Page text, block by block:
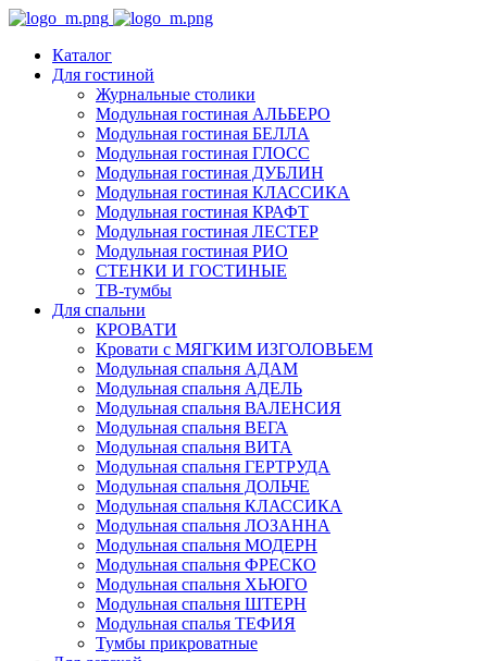
Каталог
Для гостиной
Журнальные столики
Модульная гостиная АЛЬБЕРО
Модульная гостиная БЕЛЛА
Модульная гостиная ГЛОСС
Модульная гостиная ДУБЛИН
Модульная гостиная КЛАССИКА
Модульная гостиная КРАФТ
Модульная гостиная ЛЕСТЕР
Модульная гостиная РИО
СТЕНКИ И ГОСТИНЫЕ
ТВ-тумбы
Для спальни
КРОВАТИ
Кровати с МЯГКИМ ИЗГОЛОВЬЕМ
Модульная спальня АДАМ
Модульная спальня АДЕЛЬ
Модульная спальня ВАЛЕНСИЯ
Модульная спальня ВЕГА
Модульная спальня ВИТА
Модульная спальня ГЕРТРУДА
Модульная спальня ДОЛЬЧЕ
Модульная спальня КЛАССИКА
Модульная спальня ЛОЗАННА
Модульная спальня МОДЕРН
Модульная спальня ФРЕСКО
Модульная спальня ХЬЮГО
Модульная спальня ШТЕРН
Модульная спалья ТЕФИЯ
Тумбы прикроватные